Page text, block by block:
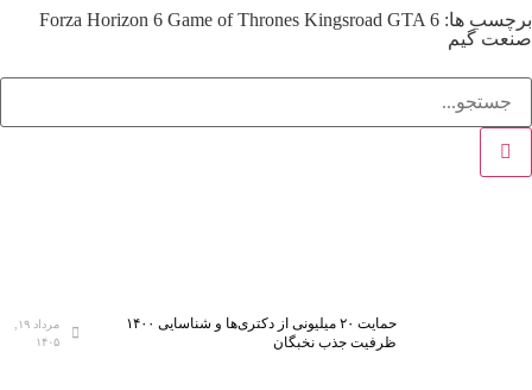
برچسب ها: Forza Horizon 6 Game of Thrones Kingsroad GTA 6
صنعت گیم
حمایت ۲۰ میلیونی از دکتری‌ها و شناسایی ۱۴۰۰
ظرفیت جذب نخبگان
۱۴۰۵